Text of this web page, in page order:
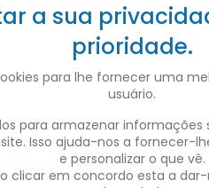
a sua
prioridade.
para lhe fornecer uma
usuário.
para armazenar informações
Isso ajuda-nos a fornecer-
e personalizar o que vê.
clicar em concordo esta a